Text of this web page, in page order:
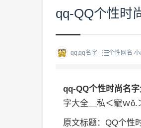
qq-QQ个性时
qq,qq名字 个性网名-
qq-QQ个性时尚名
字大全＿私＜寵ｗǒ.
原文标题：QQ个性